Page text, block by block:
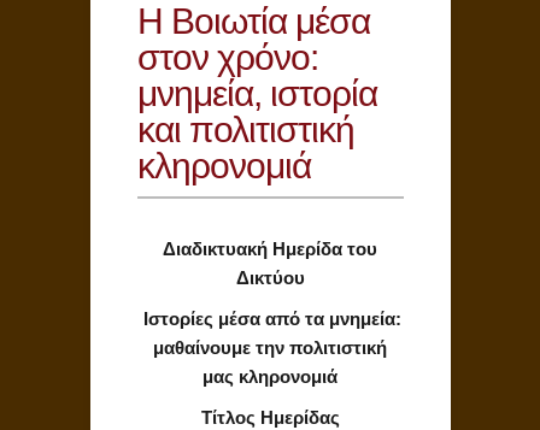
Η Βοιωτία μέσα
στον χρόνο:
μνημεία, ιστορία
και πολιτιστική
κληρονομιά
Διαδικτυακή Ημερίδα του
Δικτύου
Ιστορίες μέσα από τα μνημεία:
μαθαίνουμε την πολιτιστική
μας κληρονομιά
Τίτλος Ημερίδας